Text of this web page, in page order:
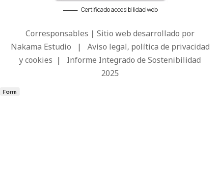
Certificado accesibilidad web
Corresponsables | Sitio web desarrollado por
Nakama Estudio | Aviso legal, política de privacidad
y cookies | Informe Integrado de Sostenibilidad
2025
Form